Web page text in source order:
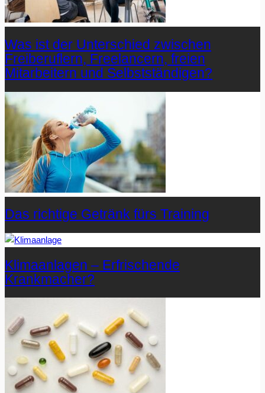
Was ist der Unterschied zwischen
Freiberuflern, Freelancern, freien
Mitarbeitern und Selbstständigen?
Das richtige Getränk fürs Training
Klimaanlagen – Erfrischende
Krankmacher?